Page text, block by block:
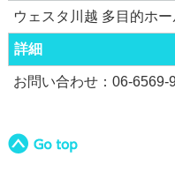
ウェスタ川越 多目的ホー
詳細
お問い合わせ：06-6569-